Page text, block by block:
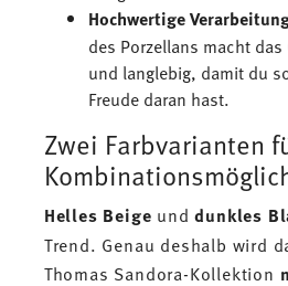
Hochwertige
des Porzellans macht
und langlebig, damit du
Freude daran hast.
Zwei Farbvarianten
Helles Beige unddunkles
Trend. Genau deshalb wird
Thomas Sandora-Kollektion